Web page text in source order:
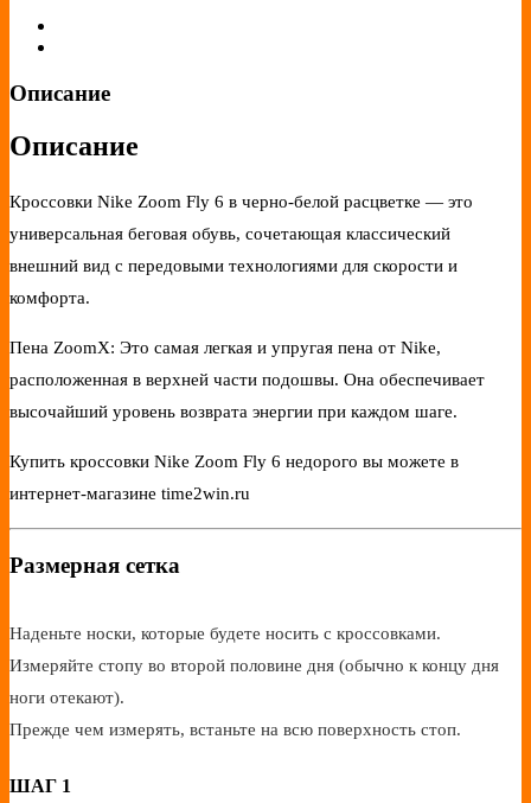
Описание
Описание
Кроссовки Nike Zoom Fly 6 в черно-белой расцветке — это
универсальная беговая обувь, сочетающая классический
внешний вид с передовыми технологиями для скорости и
комфорта.
Пена ZoomX: Это самая легкая и упругая пена от Nike,
расположенная в верхней части подошвы. Она обеспечивает
высочайший уровень возврата энергии при каждом шаге.
Купить кроссовки Nike Zoom Fly 6 недорого вы можете в
интернет-магазине time2win.ru
Размерная сетка
Наденьте носки, которые будете носить с кроссовками.
Измеряйте стопу во второй половине дня (обычно к концу дня
ноги отекают).
Прежде чем измерять, встаньте на всю поверхность стоп.
ШАГ 1